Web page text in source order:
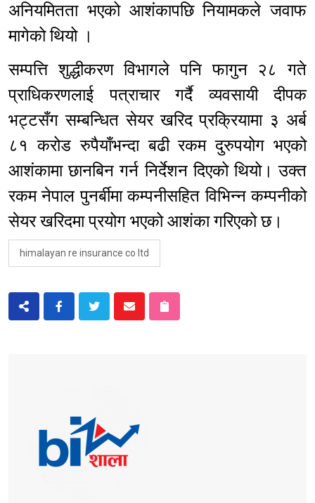
अनियमितता भएको आशंकापछि नियामकले जवाफ
मागेको थियो ।
सम्पत्ति शुद्धीकरण विभागले पनि फागुन २८ गते
प्राधिकरणलाई पत्राचार गर्दै व्यवसायी दीपक
भट्टसँग सम्बन्धित सेयर खरिद प्रक्रियामा ३ अर्ब
८१ करोड रुपैयाँभन्दा बढी रकम दुरुपयोग भएको
आशंकामा छानबिन गर्न निर्देशन दिएको थियो। उक्त
रकम नेपाल पुनर्बीमा कम्पनीसहित विभिन्न कम्पनीको
सेयर खरिदमा प्रयोग भएको आशंका गरिएको छ।
himalayan re insurance co ltd